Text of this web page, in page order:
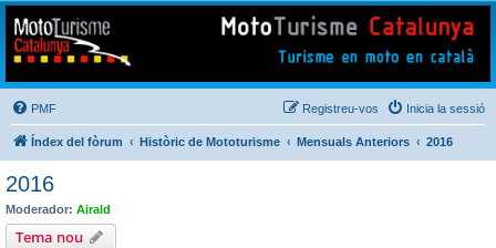
Mototurisme
Turisme en moto en català
PMF Inicia la sessió
Registreu-vos
Índex del fòrum Històric de Mototurisme Mensuals Anteriors 2016
2016
Moderador: Airald
Tema nou